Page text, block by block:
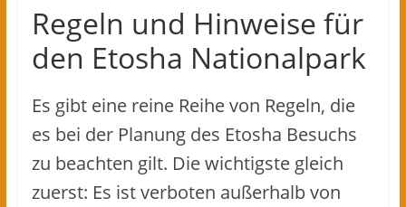
Regeln und Hinweise für
den Etosha Nationalpark
Es gibt eine reine Reihe von Regeln, die
es bei der Planung des Etosha Besuchs
zu beachten gilt. Die wichtigste gleich
zuerst: Es ist verboten außerhalb von